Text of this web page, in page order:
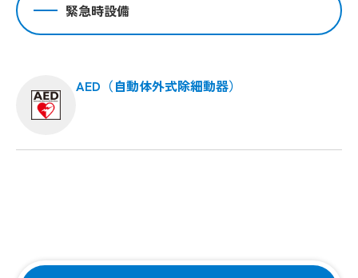
緊急時設備
AED（自動体外式除細動器）